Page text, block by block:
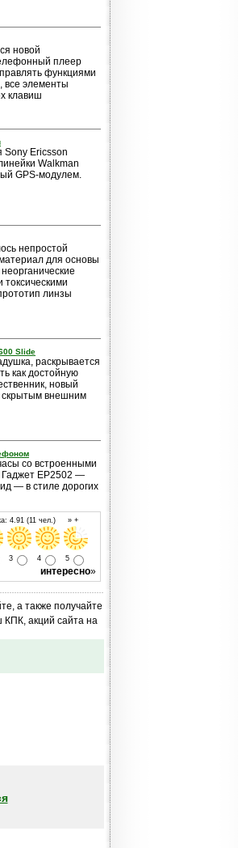
новой
плеер
функциями
все элементы
клавиш
Sony Ericsson
Walkman
GPS-модулем.
непростой
для основы
линзы
Slide
раскрывается
как достойную
новый
скрытым внешним
со встроенными
Гаджет EP2502 —
— в стиле дорогих
4.91 (11 чел.) » +
3 4 5
интересно»
а также получайте
акций сайта на